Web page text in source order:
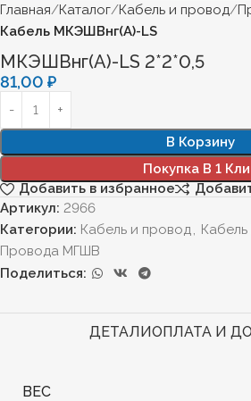
Главная Каталог Кабель и провод
Кабель МКЭШВнг(А)-LS
МКЭШВнг(А)-LS 2*2*0,5
81,00 ₽
В Корзину
Покупка В 1
Добавить в избранное
Артикул: 2966
Категории: Кабель и провод,
Провода МГШВ
Поделиться:
ДЕТАЛИОПЛАТА И
ВЕС